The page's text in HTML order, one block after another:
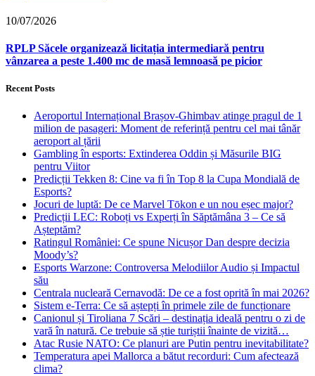
10/07/2026
RPLP Săcele organizează licitația intermediară pentru
vânzarea a peste 1.400 mc de masă lemnoasă pe picior
Recent Posts
Aeroportul Internațional Brașov‑Ghimbav atinge pragul de 1
milion de pasageri: Moment de referință pentru cel mai tânăr
aeroport al țării
Gambling în esports: Extinderea Oddin și Măsurile BIG
pentru Viitor
Predicții Tekken 8: Cine va fi în Top 8 la Cupa Mondială de
Esports?
Jocuri de luptă: De ce Marvel Tōkon e un nou eșec major?
Predicții LEC: Roboți vs Experți în Săptămâna 3 – Ce să
Așteptăm?
Ratingul României: Ce spune Nicușor Dan despre decizia
Moody’s?
Esports Warzone: Controversa Melodiilor Audio și Impactul
său
Centrala nucleară Cernavodă: De ce a fost oprită în mai 2026?
Sistem e-Terra: Ce să aștepți în primele zile de funcționare
Canionul și Tiroliana 7 Scări – destinația ideală pentru o zi de
vară în natură. Ce trebuie să știe turiștii înainte de vizită…
Atac Rusie NATO: Ce planuri are Putin pentru inevitabilitate?
Temperatura apei Mallorca a bătut recorduri: Cum afectează
clima?